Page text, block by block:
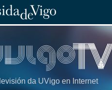
da UVigo en Internet